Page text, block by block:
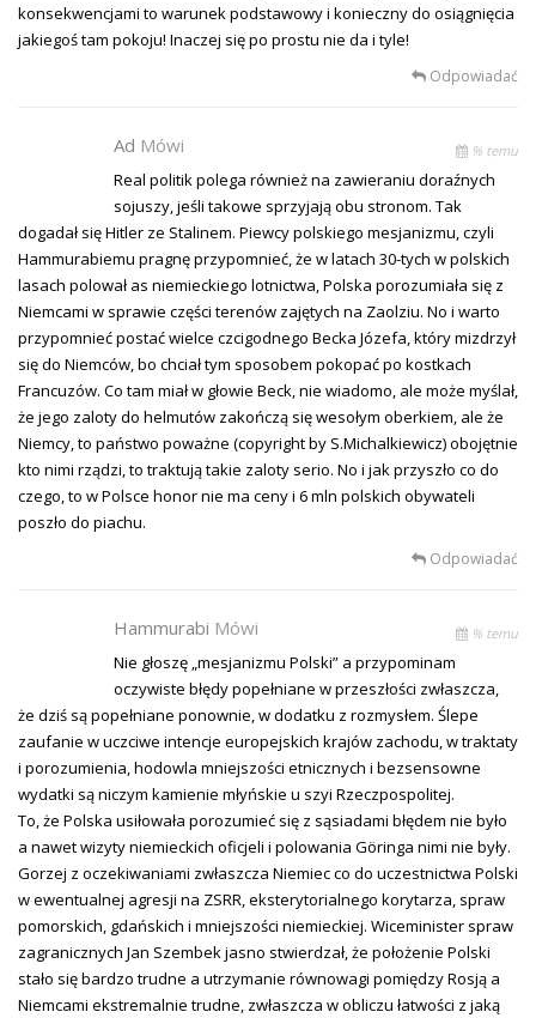
konsekwencjami to warunek podstawowy i konieczny do osiągnięcia
jakiegoś tam pokoju! Inaczej się po prostu nie da i tyle!
Odpowiadać
Ad Mówi % temu
Real politik polega również na zawieraniu doraźnych
sojuszy, jeśli takowe sprzyjają obu stronom. Tak
dogadał się Hitler ze Stalinem. Piewcy polskiego mesjanizmu, czyli
Hammurabiemu pragnę przypomnieć, że w latach 30-tych w polskich
lasach polował as niemieckiego lotnictwa, Polska porozumiała się z
Niemcami w sprawie części terenów zajętych na Zaolziu. No i warto
przypomnieć postać wielce czcigodnego Becka Józefa, który mizdrzył
się do Niemców, bo chciał tym sposobem pokopać po kostkach
Francuzów. Co tam miał w głowie Beck, nie wiadomo, ale może myślał,
że jego zaloty do helmutów zakończą się wesołym oberkiem, ale że
Niemcy, to państwo poważne (copyright by S.Michalkiewicz) obojętnie
kto nimi rządzi, to traktują takie zaloty serio. No i jak przyszło co do
czego, to w Polsce honor nie ma ceny i 6 mln polskich obywateli
poszło do piachu.
Odpowiadać
Hammurabi Mówi % temu
Nie głoszę „mesjanizmu Polski” a przypominam
oczywiste błędy popełniane w przeszłości zwłaszcza,
że dziś są popełniane ponownie, w dodatku z rozmysłem. Ślepe
zaufanie w uczciwe intencje europejskich krajów zachodu, w traktaty
i porozumienia, hodowla mniejszości etnicznych i bezsensowne
wydatki są niczym kamienie młyńskie u szyi Rzeczpospolitej.
To, że Polska usiłowała porozumieć się z sąsiadami błędem nie było
a nawet wizyty niemieckich oficjeli i polowania Göringa nimi nie były.
Gorzej z oczekiwaniami zwłaszcza Niemiec co do uczestnictwa Polski
w ewentualnej agresji na ZSRR, eksterytorialnego korytarza, spraw
pomorskich, gdańskich i mniejszości niemieckiej. Wiceminister spraw
zagranicznych Jan Szembek jasno stwierdzał, że położenie Polski
stało się bardzo trudne a utrzymanie równowagi pomiędzy Rosją a
Niemcami ekstremalnie trudne, zwłaszcza w obliczu łatwości z jaką